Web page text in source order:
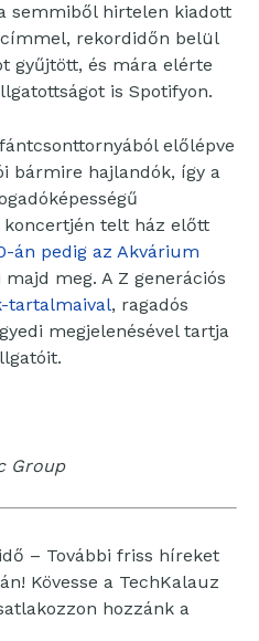
semmiből hirtelen kiadott
rekordidőn belül
gyűjtött, és mára elérte
is Spotifyon.
előlépve
bármire hajlandók, így a
koncertjén telt ház előtt
án pedig az Akvárium
meg. A Z generációs
tartalmaival, ragadós
megjelenésével tartja
Group
– További friss híreket
Kövesse a TechKalauz
hozzánk a